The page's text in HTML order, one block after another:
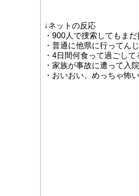
↓ネットの反応
・900人で捜索してもま
・普通に他県に行ってん
・4日間何食って過ごし
・家族が事故に遭って入
・おいおい、めっちゃ怖い